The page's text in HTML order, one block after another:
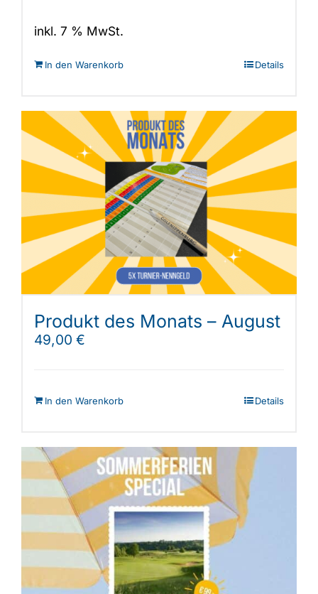
inkl. 7 % MwSt.
In den Warenkorb Details
Produkt des Monats – August
49,00 €
In den Warenkorb Details